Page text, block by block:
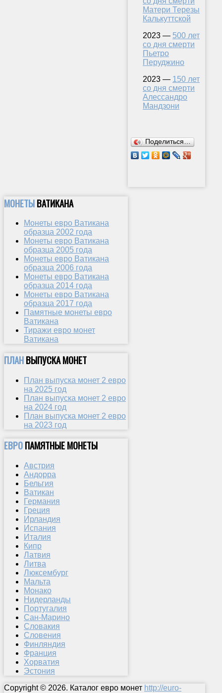
Матери Терезы
Калькуттской
2023 — 500 лет
со дня смерти
Пьетро
Перуджино
2023 — 150 лет
со дня смерти
Алессандро
Мандзони
Поделиться…
МОНЕТЫВАТИКАНА
Монеты евро Ватикана
образца 2002 года
Монеты евро Ватикана
образца 2005 года
Монеты евро Ватикана
образца 2006 года
Монеты евро Ватикана
образца 2014 года
Монеты евро Ватикана
образца 2017 года
Памятные монеты евро
Ватикана
Тиражи евро монет
Ватикана
ПЛАНВЫПУСКА МОНЕТ
План выпуска монет 2 евро
на 2025 год
План выпуска монет 2 евро
на 2024 год
План выпуска монет 2 евро
на 2023 год
ЕВРОПАМЯТНЫЕ МОНЕТЫ
Австрия
Андорра
Бельгия
Ватикан
Германия
Греция
Ирландия
Испания
Италия
Кипр
Латвия
Литва
Люксембург
Мальта
Монако
Нидерланды
Португалия
Сан-Марино
Словакия
Словения
Финляндия
Франция
Хорватия
Эстония
Copyright © 2026. Каталог евро монет http://euro-